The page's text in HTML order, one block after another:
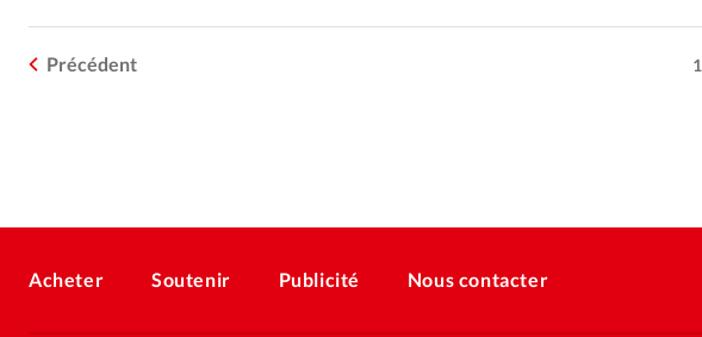
Précédent 1
Acheter Soutenir Publicité Nous contacter